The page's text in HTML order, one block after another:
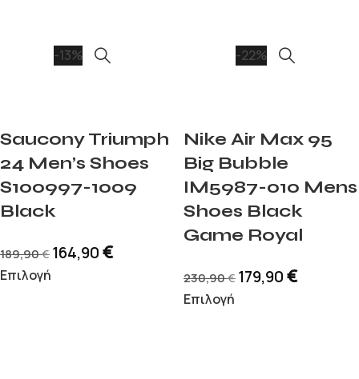
-13%
Saucony Triumph
24 Men’s Shoes
S100997-1009
Black
189,90€ 164,90€
Επιλογή
-22%
Nike Air Max 95
Big Bubble
IM5987-010 Mens
Shoes Black
Game Royal
230,90€ 179,90€
Επιλογή